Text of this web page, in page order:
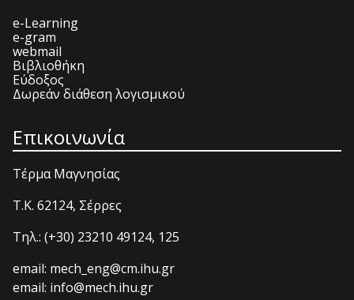
e-Learning
e-gram
webmail
Βιβλιοθήκη
Εύδοξος
Δωρεάν διάθεση λογισμικού
Επικοινωνία
Τέρμα Μαγνησίας
T.K. 62124, Σέρρες
Τηλ.: (+30) 23210 49124, 125
email: mech_eng@cm.ihu.gr
email: info@mech.ihu.gr